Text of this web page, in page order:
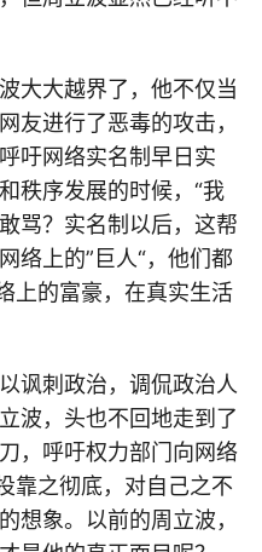
大大越界了，他不仅当
友进行了恶毒的攻击，
吁网络实名制早日实
秩序发展的时候，“我
骂？实名制以后，这帮
络上的”巨人“，他们都
上的富豪，在真实生活
讽刺政治，调侃政治人
波，头也不回地走到了
，呼吁权力部门向网络
靠之彻底，对自己之不
想象。以前的周立波，